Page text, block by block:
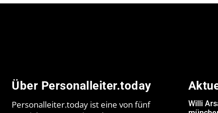
Über Personalleiter.today
Personalleiter.today ist eine von fünf
Willi